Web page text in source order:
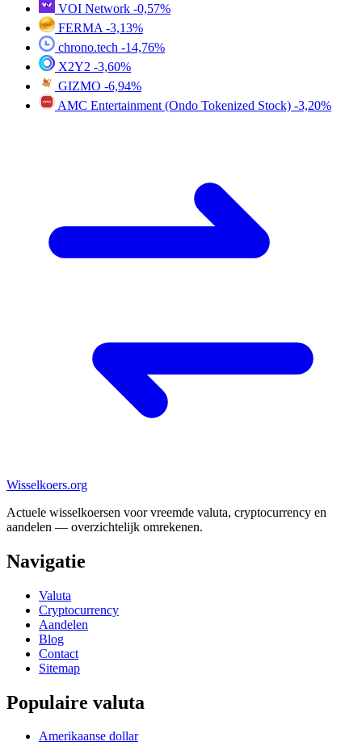
VOI Network -0,57%
FERMA -3,13%
chrono.tech -14,76%
X2Y2 -3,60%
GIZMO -6,94%
AMC Entertainment (Ondo Tokenized Stock) -3,20%
Wisselkoers.org
Actuele wisselkoersen voor vreemde valuta, cryptocurrency en
aandelen — overzichtelijk omrekenen.
Navigatie
Valuta
Cryptocurrency
Aandelen
Blog
Contact
Sitemap
Populaire valuta
Amerikaanse dollar